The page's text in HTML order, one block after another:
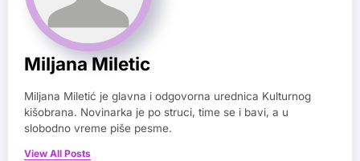
Miljana Miletic
Miljana Miletić je glavna i odgovorna urednica Kulturnog
kišobrana. Novinarka je po struci, time se i bavi, a u
slobodno vreme piše pesme.
View All Posts